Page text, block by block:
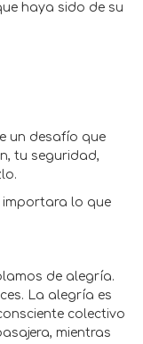
haya sido de su
un desafío que
tu seguridad,
importara lo que
de alegría.
La alegría es
colectivo
mientras